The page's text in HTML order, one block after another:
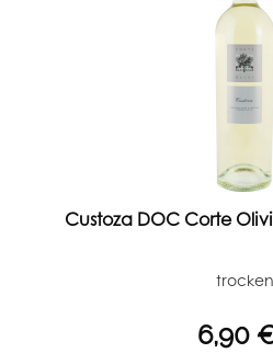
Custoza DOC Corte
trocken
6,90